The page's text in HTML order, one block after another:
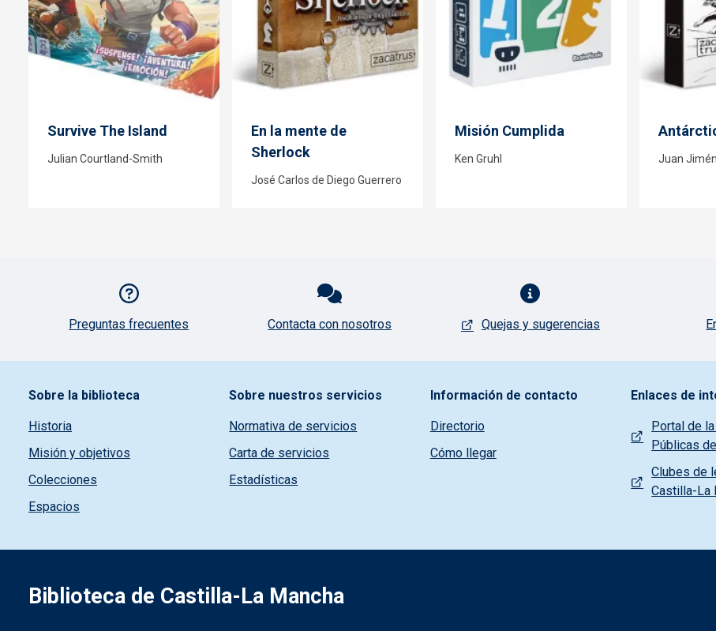
Survive The Island
Julian Courtland-Smith
En la mente de
Sherlock
José Carlos de Diego Guerrero
Misión Cumplida
Ken Gruhl Juan
Preguntas frecuentes Contacta con nosotros Quejas y sugerencias
Sobre la biblioteca
Historia
Misión y objetivos
Colecciones
Espacios
Sobre nuestros servicios
Normativa de servicios
Carta de servicios
Estadísticas
Información de contacto
Directorio
Cómo llegar
Enlaces de
Portal de
Públicas
Clubes de
Castilla-La
Biblioteca de Castilla-La Mancha